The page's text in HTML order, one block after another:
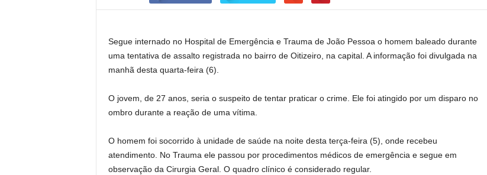
Segue internado no Hospital de Emergência e Trauma de João Pessoa o homem baleado durante
uma tentativa de assalto registrada no bairro de Oitizeiro, na capital. A informação foi divulgada na
manhã desta quarta-feira (6).
O jovem, de 27 anos, seria o suspeito de tentar praticar o crime. Ele foi atingido por um disparo no
ombro durante a reação de uma vítima.
O homem foi socorrido à unidade de saúde na noite desta terça-feira (5), onde recebeu
atendimento. No Trauma ele passou por procedimentos médicos de emergência e segue em
observação da Cirurgia Geral. O quadro clínico é considerado regular.